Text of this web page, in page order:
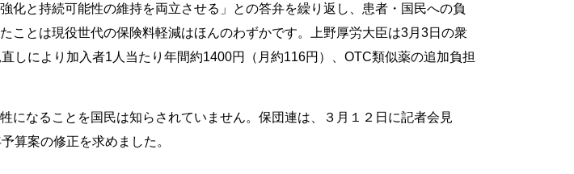
と持続可能性の維持を両立させる」との答弁を繰り返し、患者・国民への負
ことは現役世代の保険料軽減はほんのわずかです。上野厚労大臣は3月3日の衆
しにより加入者1人当たり年間約1400円（月約116円）、OTC類似薬の追加負担
なることを国民は知らされていません。保団連は、３月１２日に記者会見
算案の修正を求めました。